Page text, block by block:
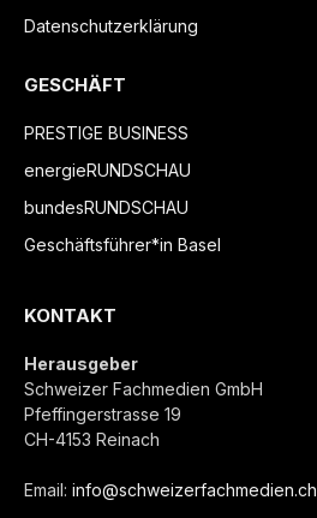
Datenschutzerklärung
GESCHÄFT
PRESTIGE BUSINESS
energieRUNDSCHAU
bundesRUNDSCHAU
Geschäftsführer*in Basel
KONTAKT
Herausgeber
Schweizer Fachmedien GmbH
Pfeffingerstrasse 19
CH-4153 Reinach
Email: info@schweizerfachmedien.ch